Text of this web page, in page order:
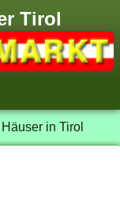
Tirol
Häuser in Tirol